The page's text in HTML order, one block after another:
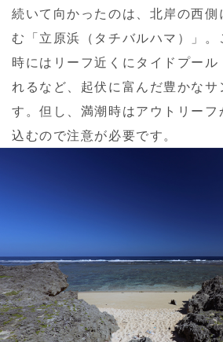
続いて向かったのは、北岸の西側
む「立原浜（タチバルハマ）」。
時にはリーフ近くにタイドプール
れるなど、起伏に富んだ豊かなサ
す。但し、満潮時はアウトリーフ
込むので注意が必要です。